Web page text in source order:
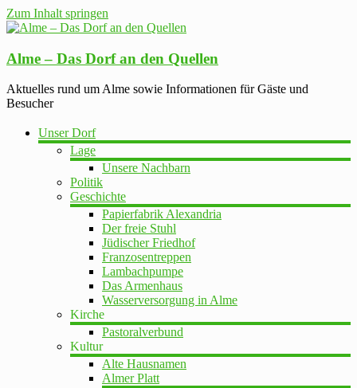
Zum Inhalt springen
Alme – Das Dorf an den Quellen
Aktuelles rund um Alme sowie Informationen für Gäste und
Besucher
Unser Dorf
Lage
Unsere Nachbarn
Politik
Geschichte
Papierfabrik Alexandria
Der freie Stuhl
Jüdischer Friedhof
Franzosentreppen
Lambachpumpe
Das Armenhaus
Wasserversorgung in Alme
Kirche
Pastoralverbund
Kultur
Alte Hausnamen
Almer Platt